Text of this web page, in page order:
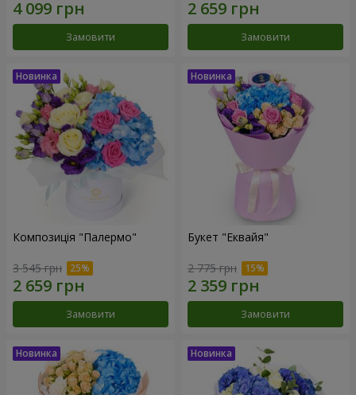
Замовити Замовити
Композиція "Палермо"
3 545 грн
Замовити
Букет "Еквайя"
2 775 грн
Замовити